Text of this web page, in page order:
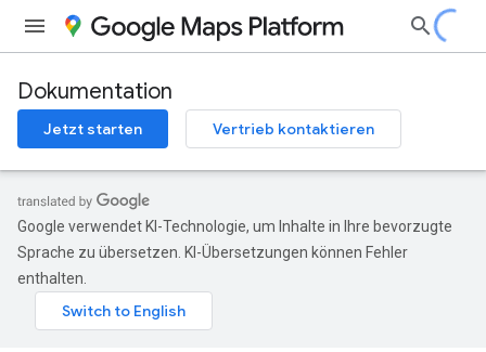
Dokumentation
Jetzt starten Vertrieb kontaktieren
Google verwendet KI-Technologie, um Inhalte in Ihre bevorzugte
Sprache zu übersetzen. KI-Übersetzungen können Fehler
enthalten.